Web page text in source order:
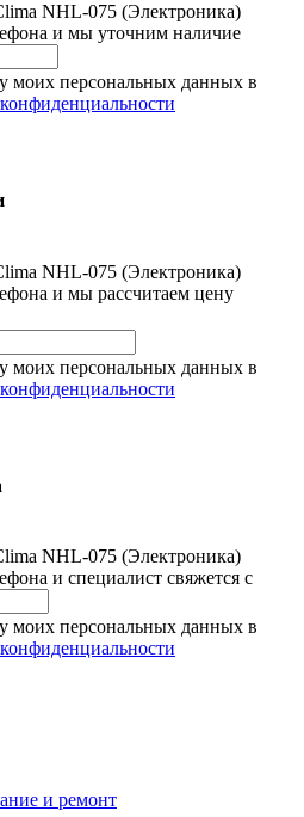
NHL-075 (Электроника)
и мы уточним наличие
моих персональных данных в
NHL-075 (Электроника)
и мы рассчитаем цену
моих персональных данных в
NHL-075 (Электроника)
и специалист свяжется с
моих персональных данных в
и ремонт